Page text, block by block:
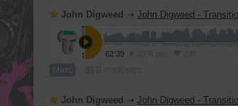
John Digweed ➝ John Digweed -
62:39
Микс
John Digweed ➝ John Digweed -